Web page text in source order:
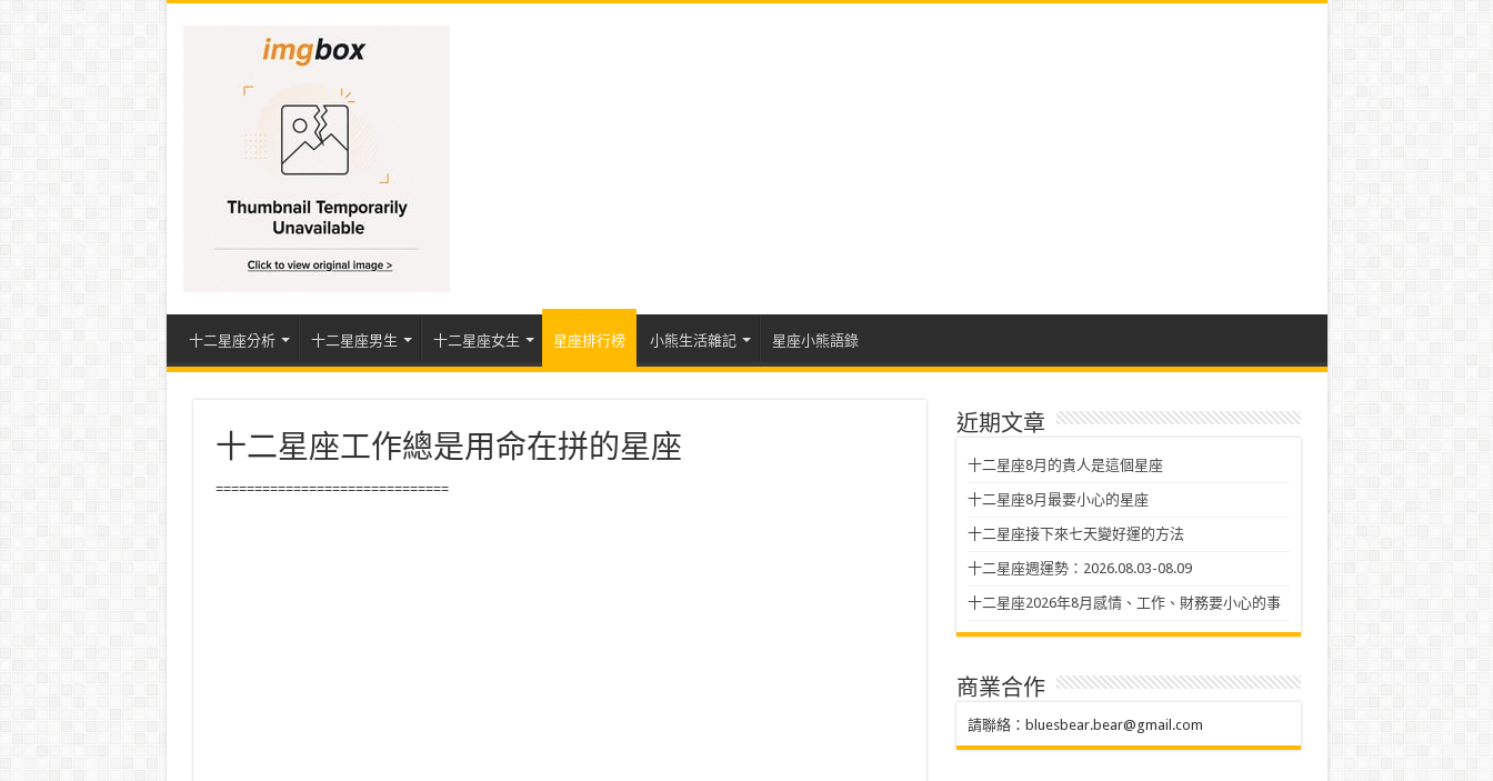
十二星座分析 十二星座男生 十二星座女生 星座排行榜 小熊生活雜記 星座小熊語錄
十二星座工作總是用命在拼的星座
==============================
近期文章
十二星座8月的貴人是這個星座
十二星座8月最要小心的星座
十二星座接下來七天變好運的方法
十二星座週運勢：2026.08.03-08.09
十二星座2026年8月感情、工作、財務要小心的事
商業合作
請聯絡： bluesbear.bear@gmail.com